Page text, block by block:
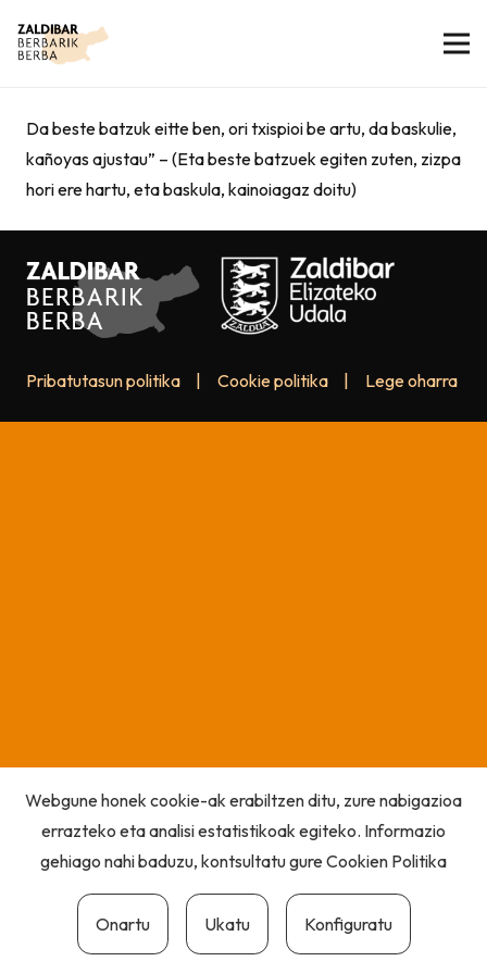
Da beste batzuk eitte ben, ori txispioi be artu, da baskulie,
kañoyas ajustau” – (Eta beste batzuek egiten zuten, zizpa
hori ere hartu, eta baskula, kainoiagaz doitu)
Pribatutasun politika Cookie politika Lege oharra
Webgune honek cookie-ak erabiltzen ditu, zure nabigazioa
errazteko eta analisi estatistikoak egiteko. Informazio
gehiago nahi baduzu, kontsultatu gureCookien Politika
Onartu Ukatu Konfiguratu